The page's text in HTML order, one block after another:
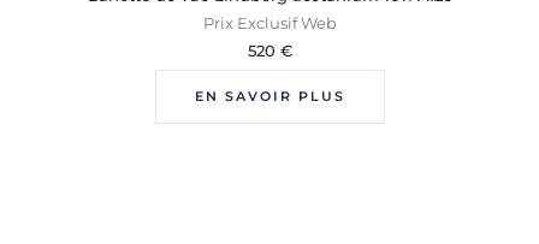
Prix Exclusif Web
520 €
EN SAVOIR PLUS